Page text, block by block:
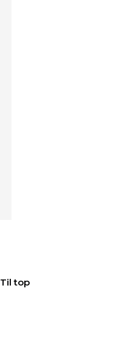
Til top